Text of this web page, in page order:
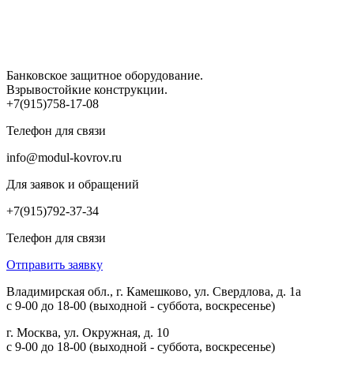
Банковское защитное оборудование.
Взрывостойкие конструкции.
+7(915)758-17-08
Телефон для связи
info@modul-kovrov.ru
Для заявок и обращений
+7(915)792-37-34
Телефон для связи
Отправить заявку
Владимирская обл., г. Камешково, ул. Свердлова, д. 1а
с 9-00 до 18-00 (выходной - суббота, воскресенье)
г. Москва, ул. Окружная, д. 10
с 9-00 до 18-00 (выходной - суббота, воскресенье)